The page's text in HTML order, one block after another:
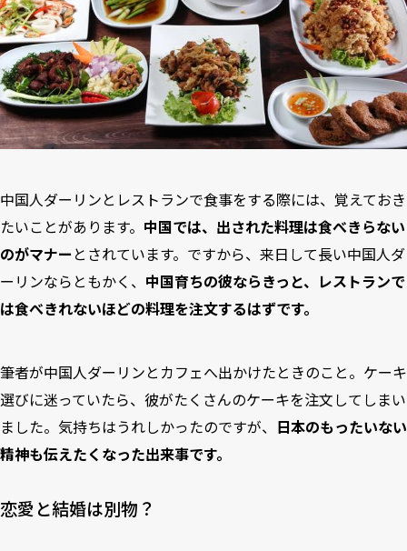
中国人ダーリンとレストランで食事をする際には、覚えておき
たいことがあります。 中国では、出された料理は食べきらない
のがマナー とされています。ですから、来日して長い中国人ダ
ーリンならともかく、 中国育ちの彼ならきっと、レストランで
は食べきれないほどの料理を注文するはずです。
筆者が中国人ダーリンとカフェへ出かけたときのこと。ケーキ
選びに迷っていたら、彼がたくさんのケーキを注文してしまい
ました。気持ちはうれしかったのですが、 日本のもったいない
精神も伝えたくなった出来事です。
恋愛と結婚は別物？